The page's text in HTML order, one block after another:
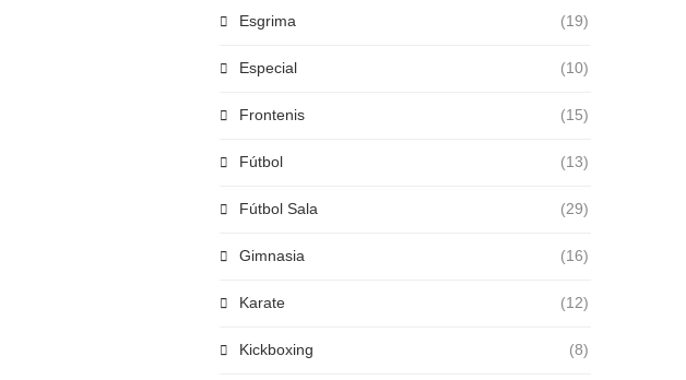
Esgrima (19)
Especial (10)
Frontenis (15)
Fútbol (13)
Fútbol Sala (29)
Gimnasia (16)
Karate (12)
Kickboxing (8)